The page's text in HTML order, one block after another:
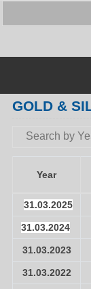
GOLD &
Year
31.03.2025
31.03.2024
31.03.2023
31.03.2022